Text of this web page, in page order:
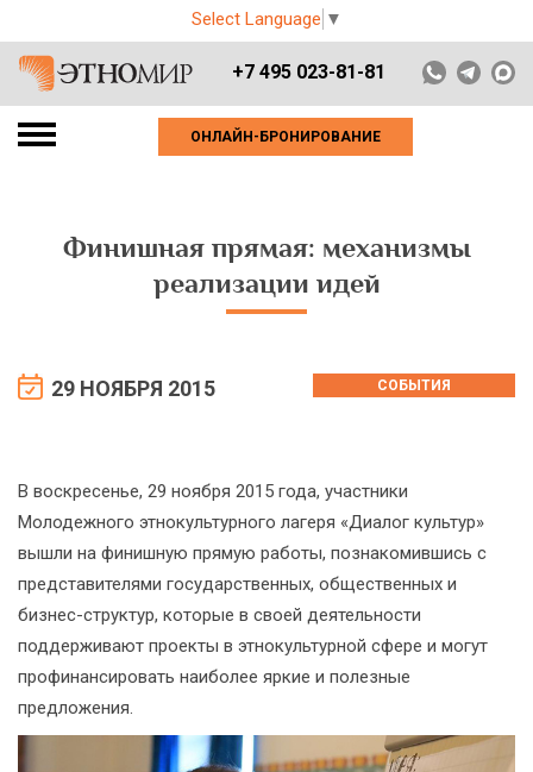
Select Language ▼
+7 495 023-81-81
ОНЛАЙН-БРОНИРОВАНИЕ
Финишная прямая: механизмы
реализации идей
29 НОЯБРЯ 2015 СОБЫТИЯ
В воскресенье, 29 ноября 2015 года, участники
Молодежного этнокультурного лагеря «Диалог культур»
вышли на финишную прямую работы, познакомившись с
представителями государственных, общественных и
бизнес-структур, которые в своей деятельности
поддерживают проекты в этнокультурной сфере и могут
профинансировать наиболее яркие и полезные
предложения.